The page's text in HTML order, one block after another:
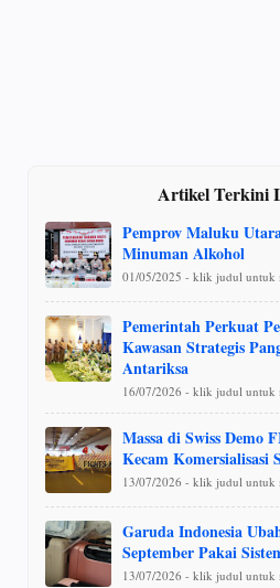
Artikel Terkini
Pemprov Maluku
Minuman Alkohol
01/05/2025 - klik judul untuk
Pemerintah Perkuat
Kawasan Strategis
Antariksa
16/07/2026 - klik judul untuk
Massa di Swiss Demo
Kecam Komersialisasi
13/07/2026 - klik judul untuk
Garuda Indonesia
September Pakai
13/07/2026 - klik judul untuk